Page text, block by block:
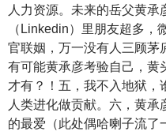
人力资源。未来的岳父黄承
（Linkedin）里朋友超多，
官联姻，万一没有人三顾茅
有可能黄承彦考验自己，黄
才有？！五，我不入地狱，
人类进化做贡献。六，黄
的最爱（此处偶哈喇子流了